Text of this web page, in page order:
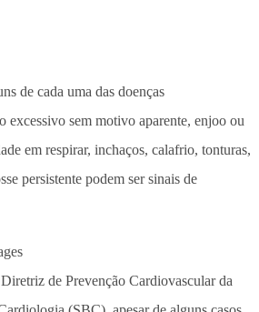
de cada uma das doenças
excessivo sem motivo aparente, enjoo ou
em respirar, inchaços, calafrio, tonturas,
persistente podem ser sinais de